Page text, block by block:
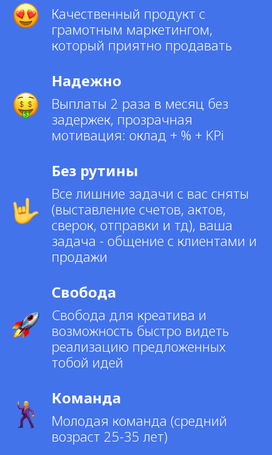
Качественный продукт с
грамотным маркетингом,
который приятно продавать
Надежно
Выплаты 2 раза в месяц без
задержек, прозрачная
мотивация: оклад + % + KPi
Без рутины
Все лишние задачи с вас сняты
(выставление счетов, актов,
сверок, отправки и тд), ваша
задача - общение с клиентами и
продажи
Свобода
Свобода для креатива и
возможность быстро видеть
реализацию предложенных
тобой идей
Команда
Молодая команда (средний
возраст 25-35 лет)